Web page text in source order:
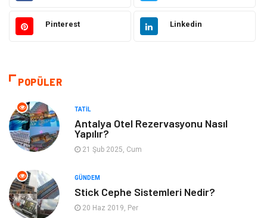
Otomotiv Elektrik & Elektronik
Giyim
Makine
Tatil
Emlak
Gayrimenkul Moda
Pinterest Linkedin
POPÜLER
TATIL
Antalya Otel Rezervasyonu Nasıl
Yapılır?
21 Şub 2025, Cum
GÜNDEM
Stick Cephe Sistemleri Nedir?
20 Haz 2019, Per